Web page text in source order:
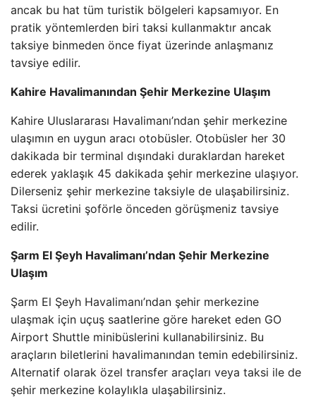
ancak bu hat tüm turistik bölgeleri kapsamıyor. En
pratik yöntemlerden biri taksi kullanmaktır ancak
taksiye binmeden önce fiyat üzerinde anlaşmanız
tavsiye edilir.
Kahire Havalimanından Şehir Merkezine Ulaşım
Kahire Uluslararası Havalimanı’ndan şehir merkezine
ulaşımın en uygun aracı otobüsler. Otobüsler her 30
dakikada bir terminal dışındaki duraklardan hareket
ederek yaklaşık 45 dakikada şehir merkezine ulaşıyor.
Dilerseniz şehir merkezine taksiyle de ulaşabilirsiniz.
Taksi ücretini şoförle önceden görüşmeniz tavsiye
edilir.
Şarm El Şeyh Havalimanı’ndan Şehir Merkezine
Ulaşım
Şarm El Şeyh Havalimanı’ndan şehir merkezine
ulaşmak için uçuş saatlerine göre hareket eden GO
Airport Shuttle minibüslerini kullanabilirsiniz. Bu
araçların biletlerini havalimanından temin edebilirsiniz.
Alternatif olarak özel transfer araçları veya taksi ile de
şehir merkezine kolaylıkla ulaşabilirsiniz.